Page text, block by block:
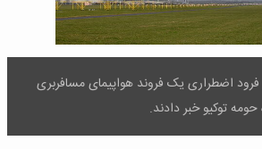
اضطراری یک فروند هواپیمای مسافربری
توکیو خبر دادند.